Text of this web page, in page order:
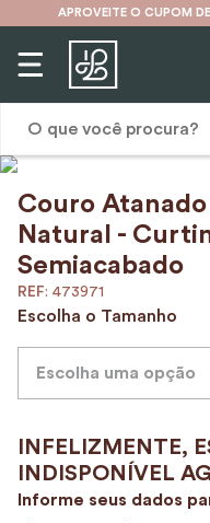
APROVEITE O CUPOM
Couro Atanado
Natural -
Semiacabado
: 473971
Escolha o Tamanho
Escolha uma opção
1º
karina
mochila
3º
couro
4º
cinto
5 º
bolsa
6º
carteira
7º
avental
8º
nécessaire